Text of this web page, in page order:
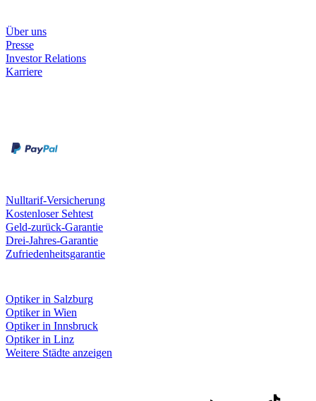
Über uns
Presse
Investor Relations
Karriere
Nulltarif-Versicherung
Kostenloser Sehtest
Geld-zurück-Garantie
Drei-Jahres-Garantie
Zufriedenheitsgarantie
Optiker in Salzburg
Optiker in Wien
Optiker in Innsbruck
Optiker in Linz
Weitere Städte anzeigen